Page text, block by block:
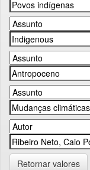
Retornar valores